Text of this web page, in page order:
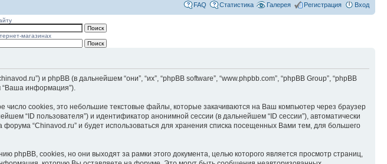
FAQ Статистика Галерея Регистрация Вход
магазинах
и phpBB (в дальнейшем “они”, “их”, “phpBB software”, “www.phpbb.com”, “phpBB Group”, “phpBB
информация”).
cookies, это небольшие текстовые файлы, которые закачиваются на Ваш компьютер через браузер
“ID пользователя”) и идентификатор анонимной сессии (в дальнейшем “ID сессии”), автоматически
“Chinavod.ru” и будет использоваться для хранения списка посещенных Вами тем, для большего
cookies, но они выходят за рамки этого документа, целью которого является просмотр страниц,